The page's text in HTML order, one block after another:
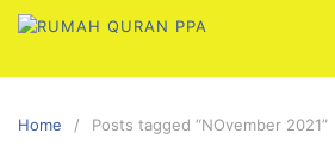
Skip
content
Home Posts tagged “NOvember 2021”